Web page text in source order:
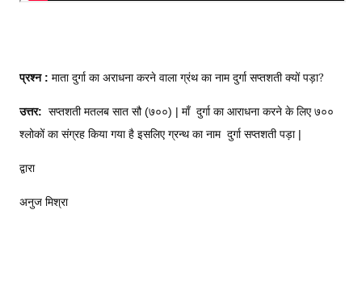
प्रश्न : माता दुर्गा का अराधना करने वाला ग्रंथ का नाम दुर्गा सप्तशती क्यों पड़ा?
उत्तर: सप्तशती मतलब सात सौ (७००) | माँ  दुर्गा का आराधना करने के लिए ७००
श्लोकों का संग्रह किया गया है इसलिए ग्रन्थ का नाम  दुर्गा सप्तशती पड़ा |
द्वारा
अनुज मिश्रा